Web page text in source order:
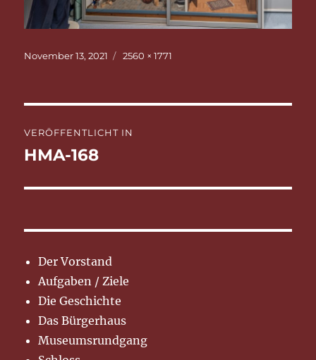
Veröffentlicht
November 13, 2021 Originalgröße
2560 × 1771
VERÖFFENTLICHT IN
HMA-168
Der Vorstand
Aufgaben / Ziele
Die Geschichte
Das Bürgerhaus
Museumsrundgang